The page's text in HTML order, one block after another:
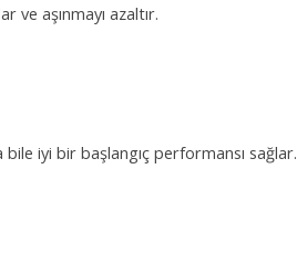
ve aşınmayı azaltır.
iyi bir başlangıç ​​performansı sağlar.